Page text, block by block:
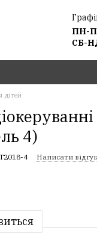
ПН-
СБ-
дітей
4)
4 Написати відгук